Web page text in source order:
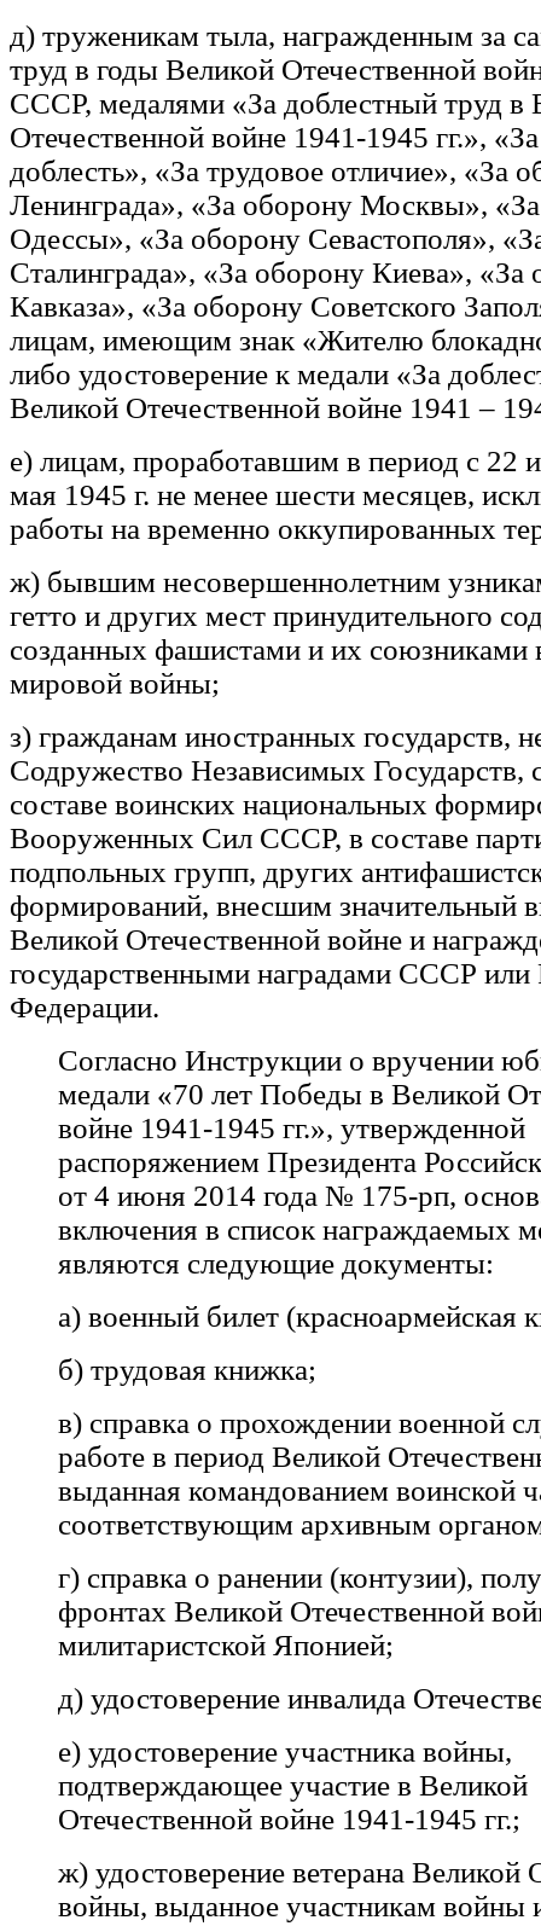
д) труженикам тыла, награжденным за
труд в годы Великой Отечественной
СССР, медалями «За доблестный труд в
Отечественной войне 1941-1945 гг.»,
доблесть», «За трудовое отличие», «За
Ленинграда», «За оборону Москвы»,
Одессы», «За оборону Севастополя»,
Сталинграда», «За оборону Киева», «За
Кавказа», «За оборону Советского
лицам, имеющим знак «Жителю
либо удостоверение к медали «За
Великой Отечественной войне 1941 –
е) лицам, проработавшим в период с 22
мая 1945 г. не менее шести месяцев,
работы на временно оккупированных
ж) бывшим несовершеннолетним
гетто и других мест принудительного
созданных фашистами и их союзниками
мировой войны;
з) гражданам иностранных государств,
Содружество Независимых Государств,
составе воинских национальных
Вооруженных Сил СССР, в составе
подпольных групп, других
формирований, внесшим значительный
Великой Отечественной войне и
государственными наградами СССР или
Федерации.
Согласно Инструкции о вручении
медали «70 лет Победы в Великой
войне 1941-1945 гг.», утвержденной
распоряжением Президента
от 4 июня 2014 года № 175-рп,
включения в список награждаемых
являются следующие документы:
а) военный билет (красноармейская
б) трудовая книжка;
в) справка о прохождении военной
работе в период Великой
выданная командованием воинской
соответствующим архивным
г) справка о ранении (контузии),
фронтах Великой Отечественной
милитаристской Японией;
д) удостоверение инвалида
е) удостоверение участника войны,
подтверждающее участие в Великой
Отечественной войне 1941-1945 гг.;
ж) удостоверение ветерана Великой
войны, выданное участникам войны